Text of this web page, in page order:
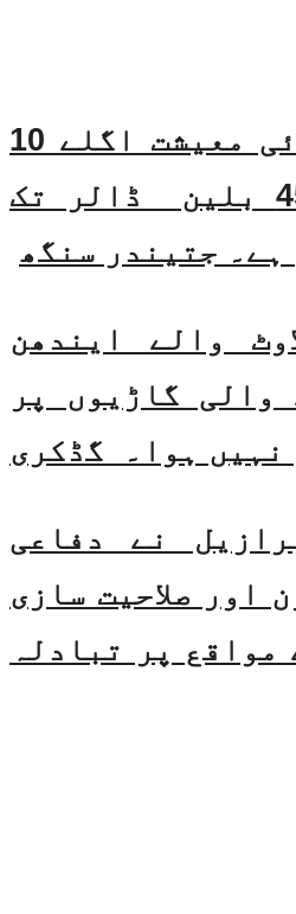
بھارت کی خلائی معیشت اگلے 10
سالوں میں 45 بلین ڈالر تک
ہے۔ جتیندر سنگھ
والے ایندھن
والی گاڑیوں پر
نہیں ہوا۔ گڈکری
نے دفاعی
اور صلاحیت سازی
مواقع پر تبادلہ